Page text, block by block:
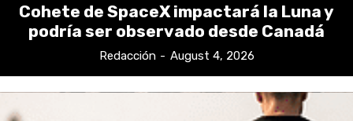
Cohete de SpaceX impactará la Luna y
podría ser observado desde Canadá
Redacción - August 4, 2026